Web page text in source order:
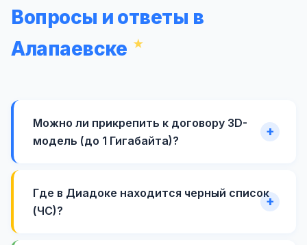
Вопросы и ответы в
Алапаевске
Можно ли прикрепить к договору 3D-
модель (до 1 Гигабайта)?
Где в Диадоке находится черный список
(ЧС)?